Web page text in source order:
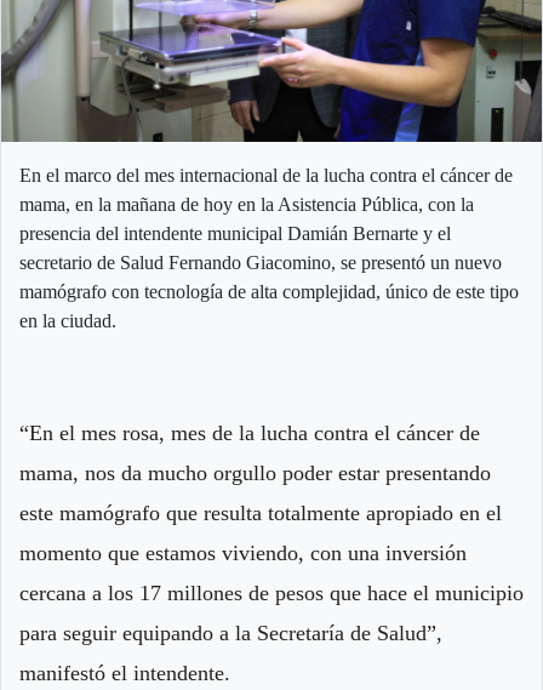
En el marco del mes internacional de la lucha contra el cáncer de
mama, en la mañana de hoy en la Asistencia Pública, con la
presencia del intendente municipal Damián Bernarte y el
secretario de Salud Fernando Giacomino, se presentó un nuevo
mamógrafo con tecnología de alta complejidad, único de este tipo
en la ciudad.
“En el mes rosa, mes de la lucha contra el cáncer de
mama, nos da mucho orgullo poder estar presentando
este mamógrafo que resulta totalmente apropiado en el
momento que estamos viviendo, con una inversión
cercana a los 17 millones de pesos que hace el municipio
para seguir equipando a la Secretaría de Salud”,
manifestó el intendente.